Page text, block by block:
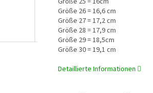
Größe 26 = 16,6 cm
Größe 27 = 17,2 cm
Größe 28 = 17,9 cm
Größe 29 = 18,5cm
Größe 30 = 19,1 cm
Detaillierte Informationen